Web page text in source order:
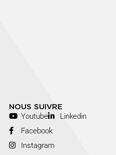
NOUS SUIVRE
Youtube
Linkedin
Facebook
Instagram